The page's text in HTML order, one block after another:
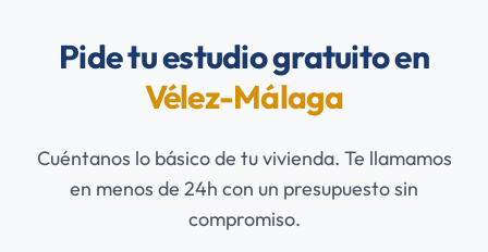
Pide tu estudio gratuito en
Vélez-Málaga
Cuéntanos lo básico de tu vivienda. Te llamamos
en menos de 24h con un presupuesto sin
compromiso.